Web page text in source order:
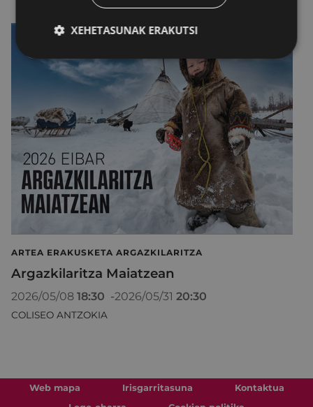
ARTEA ERAKUSKETA ARGAZKILARITZA
Argazkilaritza Maiatzean
2026/05/08 18:30 -2026/05/31 20:30
COLISEO ANTZOKIA
Web mapa Irisgarritasuna
Kontaktua
XEHETASUNAK ERAKUTSI